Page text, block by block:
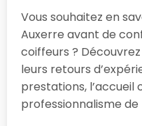
Vous souhaitez en
Auxerre avant de
coiffeurs ?
leurs retours
prestations, l’accueil
professionnalisme de